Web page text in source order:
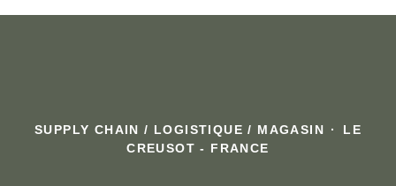
SUPPLY CHAIN / LOGISTIQUE / MAGASIN ·
LE
CREUSOT - FRANCE